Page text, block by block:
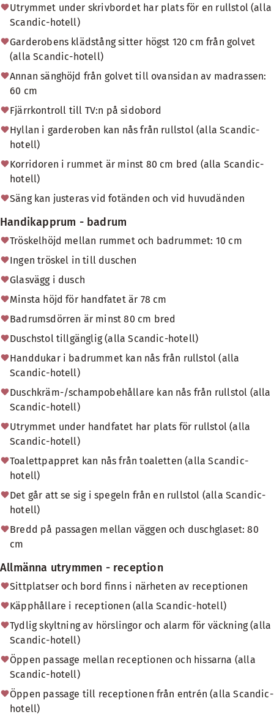
Utrymmet under skrivbordet har plats för en rullstol (alla
Scandic-hotell)
Garderobens klädstång sitter högst 120 cm från golvet
(alla Scandic-hotell)
Annan sänghöjd från golvet till ovansidan av madrassen:
60 cm
Fjärrkontroll till TV:n på sidobord
Hyllan i garderoben kan nås från rullstol (alla Scandic-
hotell)
Korridoren i rummet är minst 80 cm bred (alla Scandic-
hotell)
Säng kan justeras vid fotänden och vid huvudänden
Handikapprum - badrum
Tröskelhöjd mellan rummet och badrummet: 10 cm
Ingen tröskel in till duschen
Glasvägg i dusch
Minsta höjd för handfatet är 78 cm
Badrumsdörren är minst 80 cm bred
Duschstol tillgänglig (alla Scandic-hotell)
Handdukar i badrummet kan nås från rullstol (alla
Scandic-hotell)
Duschkräm-/schampobehållare kan nås från rullstol (alla
Scandic-hotell)
Utrymmet under handfatet har plats för rullstol (alla
Scandic-hotell)
Toalettpappret kan nås från toaletten (alla Scandic-
hotell)
Det går att se sig i spegeln från en rullstol (alla Scandic-
hotell)
Bredd på passagen mellan väggen och duschglaset: 80
cm
Allmänna utrymmen - reception
Sittplatser och bord finns i närheten av receptionen
Käpphållare i receptionen (alla Scandic-hotell)
Tydlig skyltning av hörslingor och alarm för väckning (alla
Scandic-hotell)
Öppen passage mellan receptionen och hissarna (alla
Scandic-hotell)
Öppen passage till receptionen från entrén (alla Scandic-
hotell)